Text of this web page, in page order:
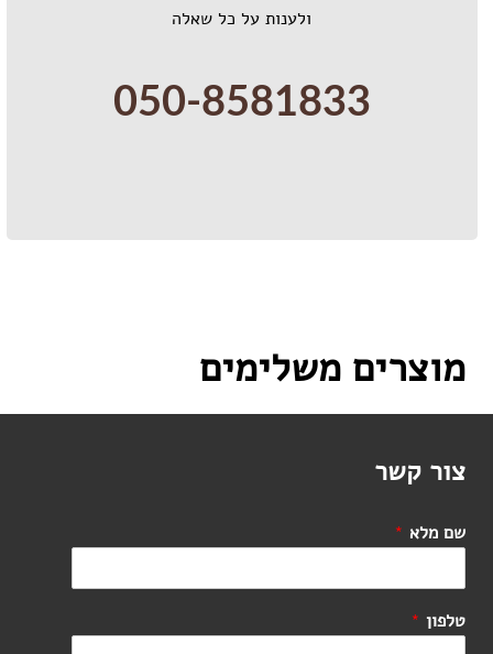
ולענות על כל שאלה
050-8581833
מוצרים משלימים
צור קשר
שם מלא *
טלפון *